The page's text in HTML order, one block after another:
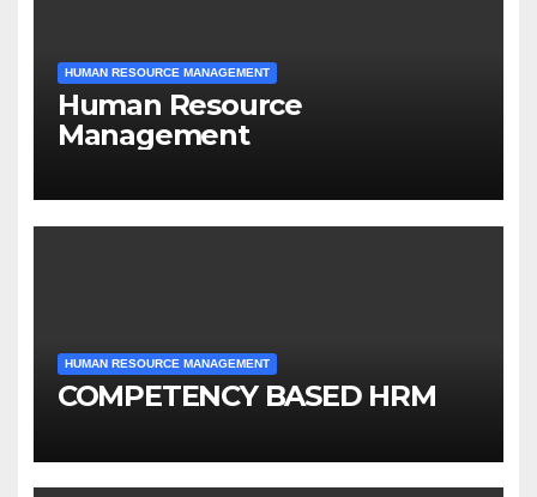
HUMAN RESOURCE MANAGEMENT
Human Resource
Management
HUMAN RESOURCE MANAGEMENT
COMPETENCY BASED HRM